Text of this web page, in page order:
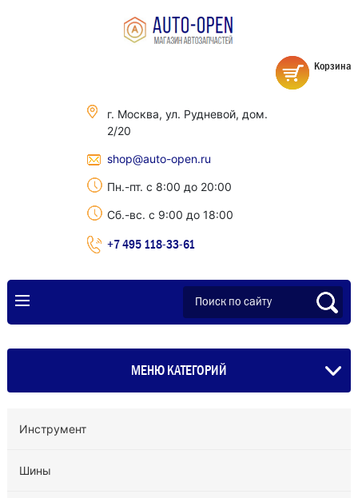
г. Москва, ул. Рудневой, дом.
2/20
shop@auto-open.ru
Пн.-пт. с 8:00 до 20:00
Сб.-вс. с 9:00 до 18:00
+7 495 118-33-61
Корзина
МЕНЮ КАТЕГОРИЙ
Инструмент
Шины